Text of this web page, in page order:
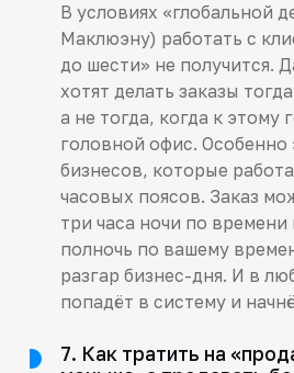
В условиях «глобальной
Маклюэну) работать с
до шести» не получится.
хотят делать заказы
а не тогда, когда к этому
головной офис. Особенно
бизнесов, которые
часовых поясов. Заказ
три часа ночи по времени
полночь по вашему
разгар бизнес-дня. И в
попадёт в систему и
7. Как тратить на